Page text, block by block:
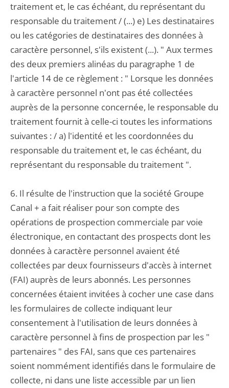
traitement et, le cas échéant, du représentant du
responsable du traitement / (...) e) Les destinataires
ou les catégories de destinataires des données à
caractère personnel, s'ils existent (...). " Aux termes
des deux premiers alinéas du paragraphe 1 de
l'article 14 de ce règlement : " Lorsque les données
à caractère personnel n'ont pas été collectées
auprès de la personne concernée, le responsable du
traitement fournit à celle-ci toutes les informations
suivantes : / a) l'identité et les coordonnées du
responsable du traitement et, le cas échéant, du
représentant du responsable du traitement ".
6. Il résulte de l'instruction que la société Groupe
Canal + a fait réaliser pour son compte des
opérations de prospection commerciale par voie
électronique, en contactant des prospects dont les
données à caractère personnel avaient été
collectées par deux fournisseurs d'accès à internet
(FAI) auprès de leurs abonnés. Les personnes
concernées étaient invitées à cocher une case dans
les formulaires de collecte indiquant leur
consentement à l'utilisation de leurs données à
caractère personnel à fins de prospection par les "
partenaires " des FAI, sans que ces partenaires
soient nommément identifiés dans le formulaire de
collecte, ni dans une liste accessible par un lien